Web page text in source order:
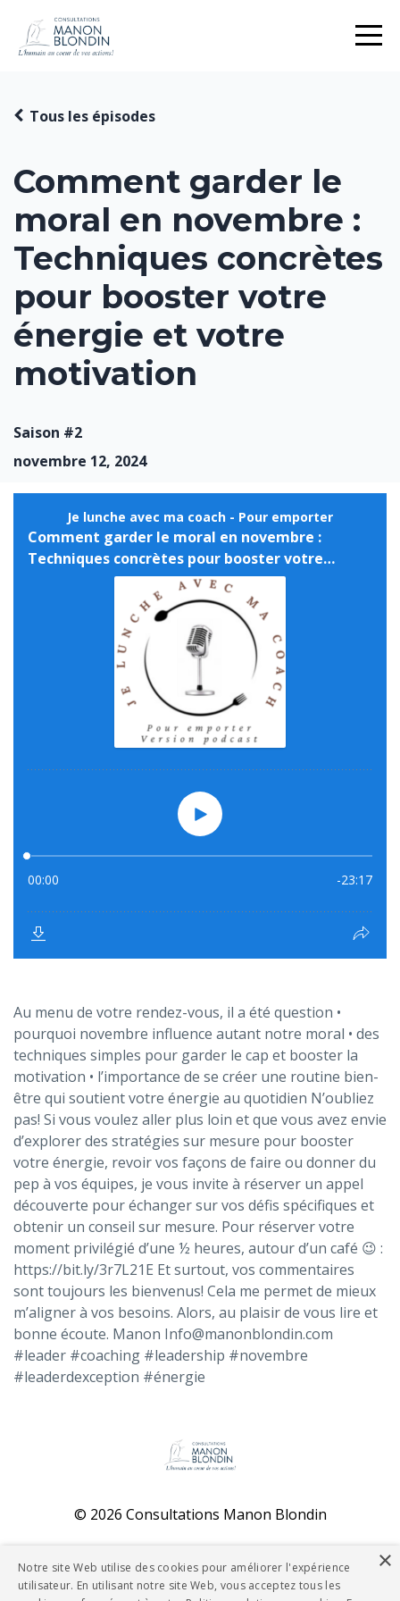
Comment garder le
moral en novembre :
Techniques concrètes
pour booster votre
énergie et votre
motivation
Tous les épisodes
Saison #2
novembre 12, 2024
Au menu de votre rendez-vous, il a été question •
pourquoi novembre influence autant notre moral • des
techniques simples pour garder le cap et booster la
motivation • l’importance de se créer une routine bien-
être qui soutient votre énergie au quotidien N’oubliez
pas! Si vous voulez aller plus loin et que vous avez envie
d’explorer des stratégies sur mesure pour booster
votre énergie, revoir vos façons de faire ou donner du
pep à vos équipes, je vous invite à réserver un appel
découverte pour échanger sur vos défis spécifiques et
obtenir un conseil sur mesure. Pour réserver votre
moment privilégié d’une ½ heures, autour d’un café 😉 :
https://bit.ly/3r7L21E Et surtout, vos commentaires
sont toujours les bienvenus! Cela me permet de mieux
m’aligner à vos besoins. Alors, au plaisir de vous lire et
bonne écoute. Manon Info@manonblondin.com
#leader #coaching #leadership #novembre
#leaderdexception #énergie
© 2026 Consultations Manon Blondin
Politique de confidentialité
×
Notre site Web utilise des cookies pour améliorer l'expérience
utilisateur. En utilisant notre site Web, vous acceptez tous les